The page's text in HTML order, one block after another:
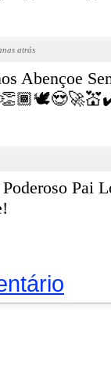
atrás
Abençoe
Pai